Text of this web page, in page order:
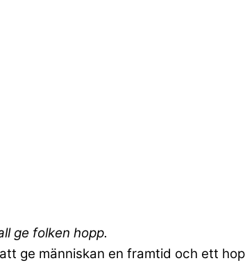
ge folken hopp.
ge människan en framtid och ett